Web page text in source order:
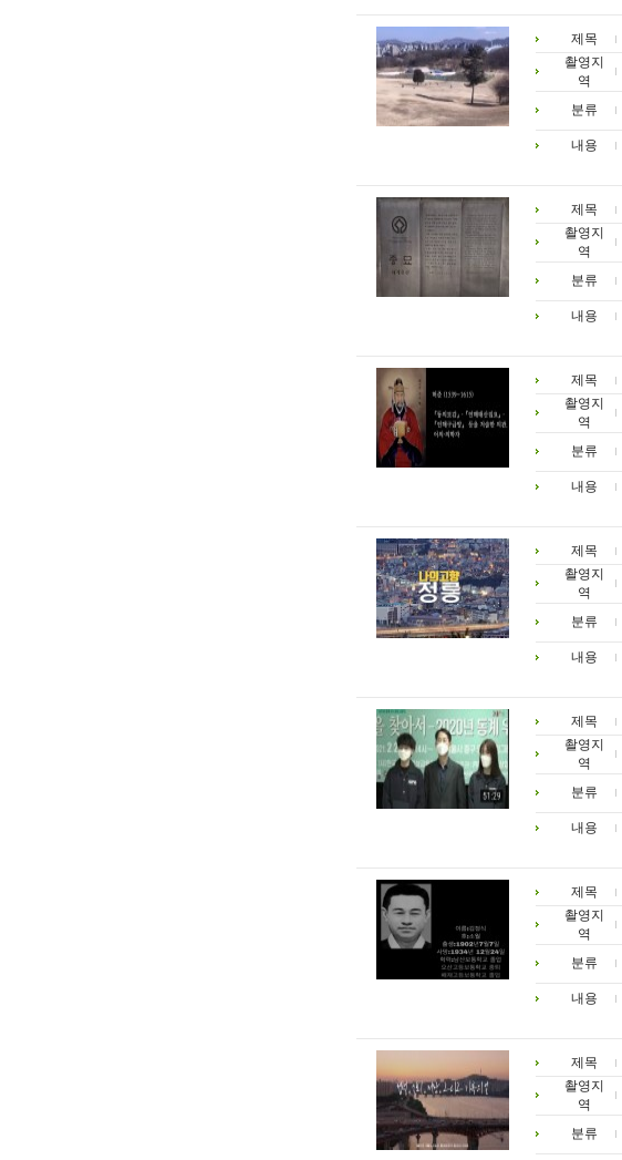
제목
촬영지
역
분류
내용
제목
촬영지
역
분류
내용
제목
촬영지
역
분류
내용
제목
촬영지
역
분류
내용
제목
촬영지
역
분류
내용
제목
촬영지
역
분류
내용
제목
촬영지
역
분류